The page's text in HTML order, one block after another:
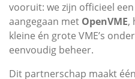
vooruit: we zijn officieel een
aangegaan met OpenVME,
kleine én grote VME’s
eenvoudig beheer.
Dit partnerschap maakt